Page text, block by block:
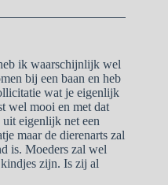
ik waarschijnlijk wel
bij een baan en heb
wat je eigenlijk
wel mooi en met dat
eigenlijk net een
maar de dierenarts zal
is. Moeders zal wel
zijn. Is zij al